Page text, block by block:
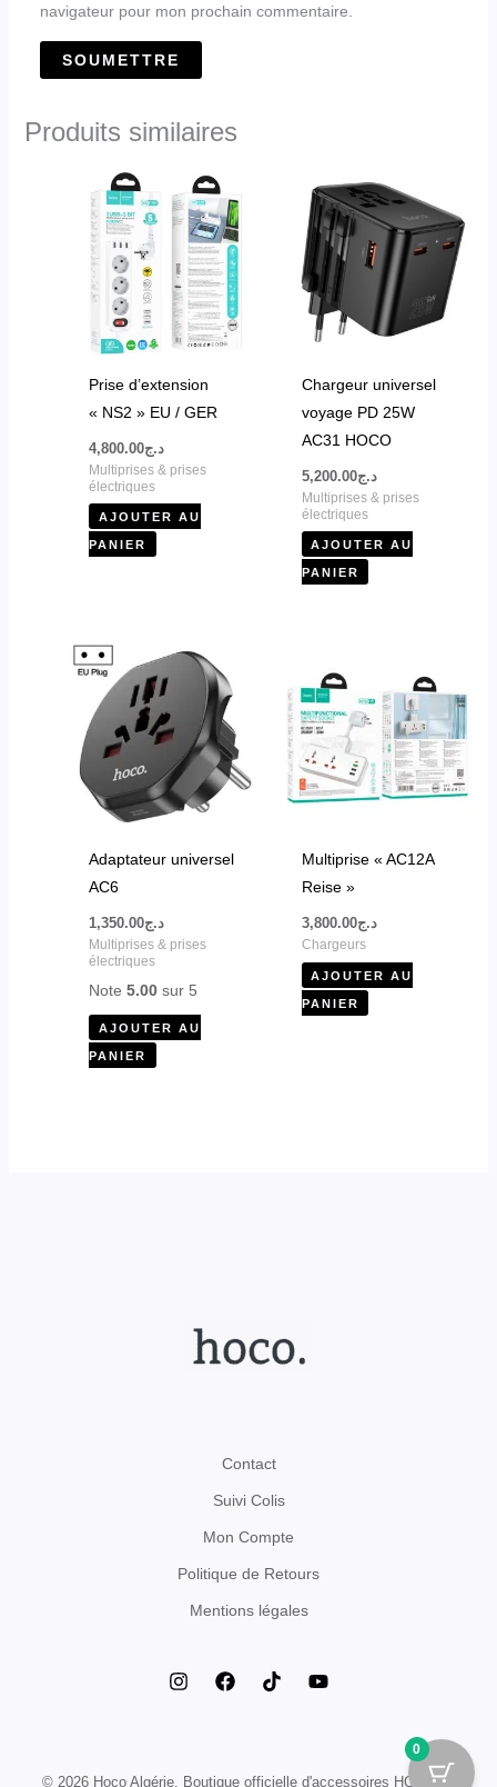
navigateur pour mon prochain commentaire.
Produits similaires
Prise d’extension
« NS2 » EU / GER
د.ج4,800.00
Multiprises & prises
électriques
AJOUTER AU
PANIER
Chargeur universel
voyage PD 25W
AC31 HOCO
د.ج5,200.00
Multiprises & prises
électriques
AJOUTER AU
PANIER
Adaptateur universel
AC6
د.ج1,350.00
Multiprises & prises
électriques
Note5.00 sur 5
AJOUTER AU
PANIER
Multiprise « AC12A
Reise »
د.ج3,800.00
Chargeurs
AJOUTER AU
PANIER
Contact
Suivi Colis
Mon Compte
Politique de Retours
Mentions légales
© 2026 Hoco Algérie. Boutique officielle d'accessoires HOCO en
0